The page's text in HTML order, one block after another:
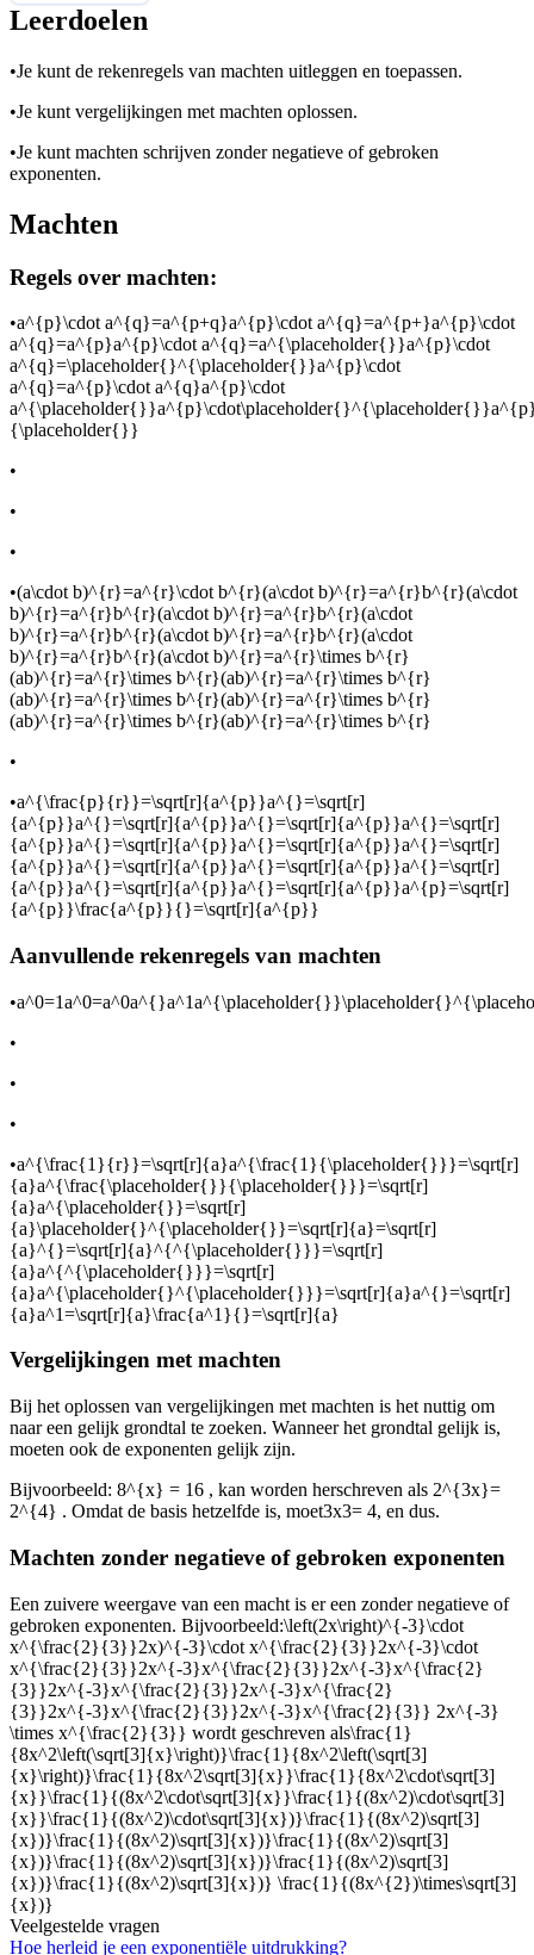
Leerdoelen
•Je kunt de rekenregels van machten uitleggen en toepassen.
•Je kunt vergelijkingen met machten oplossen.
•Je kunt machten schrijven zonder negatieve of gebroken
exponenten.
Machten
Regels over machten:
•a^{p}\cdot a^{q}=a^{p+q}a^{p}\cdot a^{q}=a^{p+}a^{p}\cdot
a^{q}=a^{p}a^{p}\cdot a^{q}=a^{\placeholder{}}a^{p}\cdot
a^{q}=\placeholder{}^{\placeholder{}}a^{p}\cdot
a^{q}=a^{p}\cdot a^{q}a^{p}\cdot
{\placeholder{}}
•
•
•
•(a\cdot b)^{r}=a^{r}\cdot b^{r}(a\cdot b)^{r}=a^{r}b^{r}(a\cdot
b)^{r}=a^{r}b^{r}(a\cdot b)^{r}=a^{r}b^{r}(a\cdot
b)^{r}=a^{r}b^{r}(a\cdot b)^{r}=a^{r}b^{r}(a\cdot
b)^{r}=a^{r}b^{r}(a\cdot b)^{r}=a^{r}\times b^{r}
(ab)^{r}=a^{r}\times b^{r}(ab)^{r}=a^{r}\times b^{r}
(ab)^{r}=a^{r}\times b^{r}(ab)^{r}=a^{r}\times b^{r}
(ab)^{r}=a^{r}\times b^{r}(ab)^{r}=a^{r}\times b^{r}
•
•a^{\frac{p}{r}}=\sqrt[r]{a^{p}}a^{}=\sqrt[r]
{a^{p}}a^{}=\sqrt[r]{a^{p}}a^{}=\sqrt[r]{a^{p}}a^{}=\sqrt[r]
{a^{p}}a^{}=\sqrt[r]{a^{p}}a^{}=\sqrt[r]{a^{p}}a^{}=\sqrt[r]
{a^{p}}a^{}=\sqrt[r]{a^{p}}a^{}=\sqrt[r]{a^{p}}a^{}=\sqrt[r]
{a^{p}}a^{}=\sqrt[r]{a^{p}}a^{}=\sqrt[r]{a^{p}}a^{p}=\sqrt[r]
{a^{p}}\frac{a^{p}}{}=\sqrt[r]{a^{p}}
Aanvullende rekenregels van machten
•
•
•
•
•a^{\frac{1}{r}}=\sqrt[r]{a}a^{\frac{1}{\placeholder{}}}=\sqrt[r]
{a}a^{\frac{\placeholder{}}{\placeholder{}}}=\sqrt[r]
{a}a^{\placeholder{}}=\sqrt[r]
{a}\placeholder{}^{\placeholder{}}=\sqrt[r]{a}=\sqrt[r]
{a}^{}=\sqrt[r]{a}^{^{\placeholder{}}}=\sqrt[r]
{a}a^{^{\placeholder{}}}=\sqrt[r]
{a}a^{\placeholder{}^{\placeholder{}}}=\sqrt[r]{a}a^{}=\sqrt[r]
{a}a^1=\sqrt[r]{a}\frac{a^1}{}=\sqrt[r]{a}
Vergelijkingen met machten
Bij het oplossen van vergelijkingen met machten is het nuttig om
naar een gelijk grondtal te zoeken. Wanneer het grondtal gelijk is,
moeten ook de exponenten gelijk zijn.
Bijvoorbeeld: 8^{x} = 16 , kan worden herschreven als 2^{3x}=
2^{4} . Omdat de basis hetzelfde is, moet3x3= 4, en dus.
Machten zonder negatieve of gebroken exponenten
Een zuivere weergave van een macht is er een zonder negatieve of
gebroken exponenten. Bijvoorbeeld:\left(2x\right)^{-3}\cdot
x^{\frac{2}{3}}2x)^{-3}\cdot x^{\frac{2}{3}}2x^{-3}\cdot
x^{\frac{2}{3}}2x^{-3}x^{\frac{2}{3}}2x^{-3}x^{\frac{2}
{3}}2x^{-3}x^{\frac{2}{3}}2x^{-3}x^{\frac{2}
{3}}2x^{-3}x^{\frac{2}{3}}2x^{-3}x^{\frac{2}{3}} 2x^{-3}
\times x^{\frac{2}{3}} wordt geschreven als\frac{1}
{8x^2\left(\sqrt[3]{x}\right)}\frac{1}{8x^2\left(\sqrt[3]
{x}\right)}\frac{1}{8x^2\sqrt[3]{x}}\frac{1}{8x^2\cdot\sqrt[3]
{x}}\frac{1}{(8x^2\cdot\sqrt[3]{x}}\frac{1}{(8x^2)\cdot\sqrt[3]
{x}}\frac{1}{(8x^2)\cdot\sqrt[3]{x})}\frac{1}{(8x^2)\sqrt[3]
{x})}\frac{1}{(8x^2)\sqrt[3]{x})}\frac{1}{(8x^2)\sqrt[3]
{x})}\frac{1}{(8x^2)\sqrt[3]{x})}\frac{1}{(8x^2)\sqrt[3]
{x})}\frac{1}{(8x^2)\sqrt[3]{x})} \frac{1}{(8x^{2})\times\sqrt[3]
{x})}
Veelgestelde vragen
Hoe herleid je een exponentiële uitdrukking?